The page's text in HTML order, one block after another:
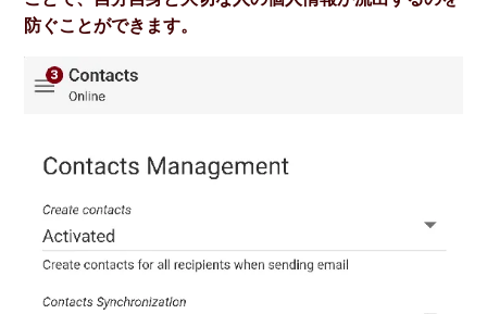
防ぐことができます。